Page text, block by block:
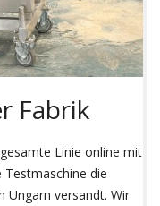
Fabrik
Linie online mit
die
Ungarn versandt. Wir